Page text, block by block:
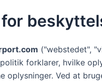
("webstedet",
forklarer, hvilke
oplysninger. Ved at